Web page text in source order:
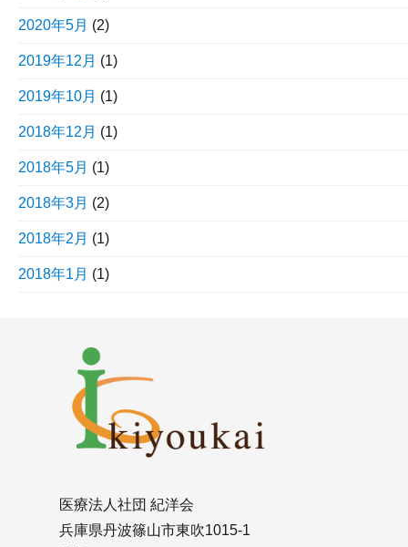
2020年5月 (2)
2019年12月 (1)
2019年10月 (1)
2018年12月 (1)
2018年5月 (1)
2018年3月 (2)
2018年2月 (1)
2018年1月 (1)
医療法人社団 紀洋会
兵庫県丹波篠山市東吹1015-1